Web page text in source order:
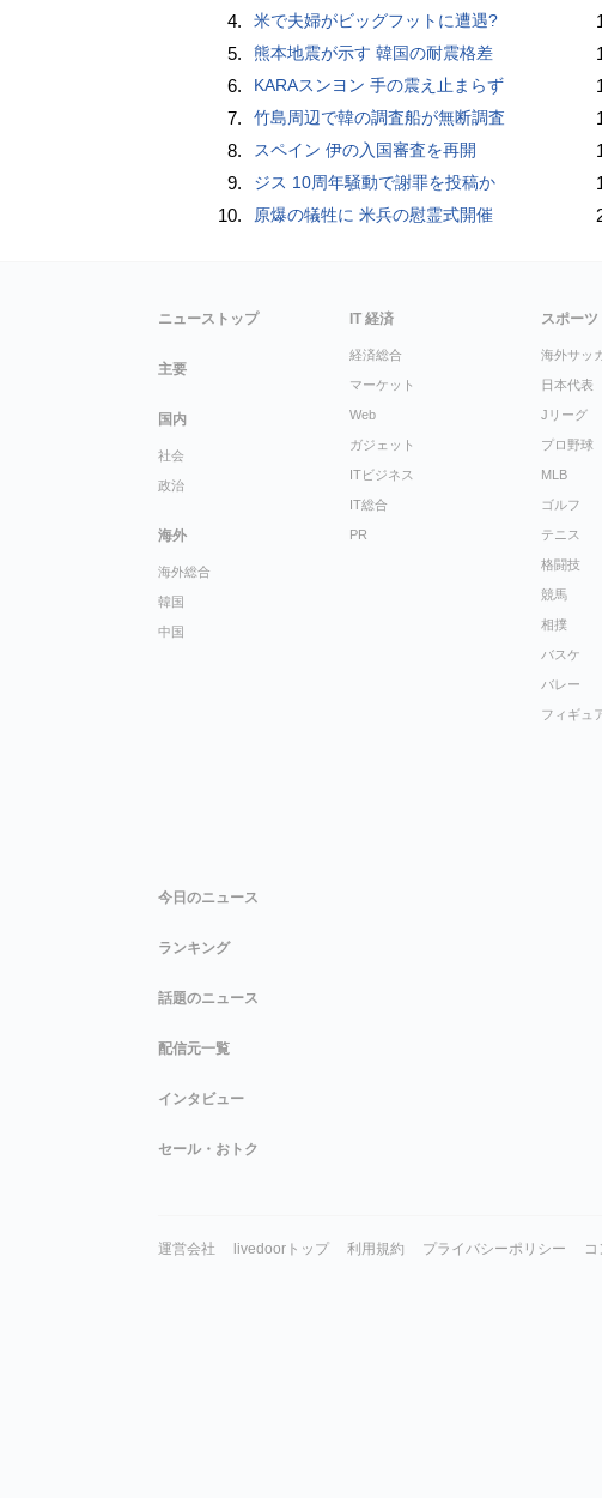
4. 米で夫婦がビッグフットに遭遇?
5. 熊本地震が示す 韓国の耐震格差
6. KARAスンヨン 手の震え止まらず
7. 竹島周辺で韓の調査船が無断調査
8. スペイン 伊の入国審査を再開
9. ジス 10周年騒動で謝罪を投稿か
10. 原爆の犠牲に 米兵の慰霊式開催
ニューストップ
主要
国内
社会
政治
海外
海外総合
韓国
中国
IT 経済
経済総合
マーケット
Web
ガジェット
ITビジネス
IT総合
PR
スポーツ
海外サッ
日本代表
Jリーグ
プロ野球
MLB
ゴルフ
テニス
格闘技
競馬
相撲
バスケ
バレー
フィギュ
今日のニュース
ランキング
話題のニュース
配信元一覧
インタビュー
セール・おトク
運営会社 livedoorトップ 利用規約 プライバシーポリシー